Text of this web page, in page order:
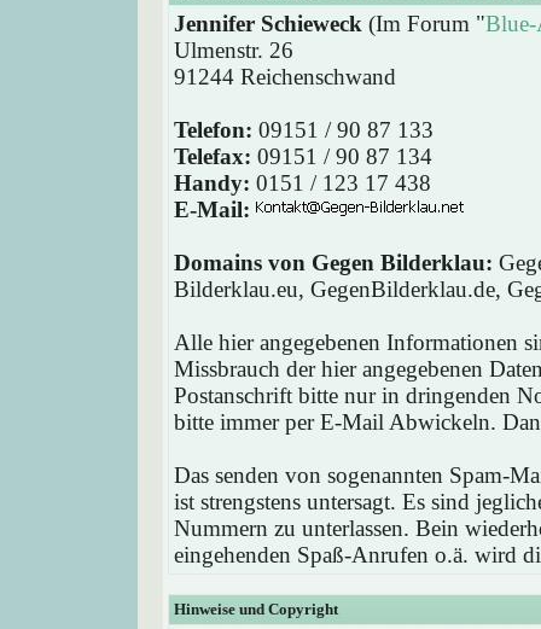
Jennifer Schieweck (Im Forum "
Ulmenstr. 26
91244 Reichenschwand
Telefon: 09151 / 90 87 133
Telefax: 09151 / 90 87 134
Handy: 0151 / 123 17 438
E-Mail:
Domains von Gegen Bilderklau:
Bilderklau.eu, GegenBilderklau.de,
Alle hier angegebenen Informationen
Missbrauch der hier angegebenen
Postanschrift bitte nur in dringenden
bitte immer per E-Mail Abwickeln.
Das senden von sogenannten Spam-
ist strengstens untersagt. Es sind
Nummern zu unterlassen. Bein
eingehenden Spaß-Anrufen o.ä. wird
Hinweise und Copyright